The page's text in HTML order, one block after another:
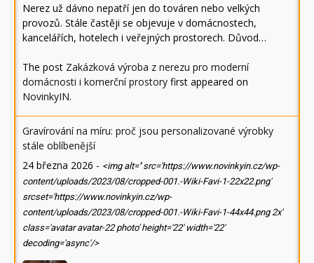
Nerez už dávno nepatří jen do továren nebo velkých
provozů. Stále častěji se objevuje v domácnostech,
kancelářích, hotelech i veřejných prostorech. Důvod…
The post Zakázková výroba z nerezu pro moderní
domácnosti i komerční prostory first appeared on
NovinkyIN.
Gravírování na míru: proč jsou personalizované výrobky
stále oblíbenější
24 března 2026 - <img alt='' src='https://www.novinkyin.cz/wp-
content/uploads/2023/08/cropped-001.-Wiki-Favi-1-22x22.png'
srcset='https://www.novinkyin.cz/wp-
content/uploads/2023/08/cropped-001.-Wiki-Favi-1-44x44.png 2x'
class='avatar avatar-22 photo' height='22' width='22'
decoding='async'/>